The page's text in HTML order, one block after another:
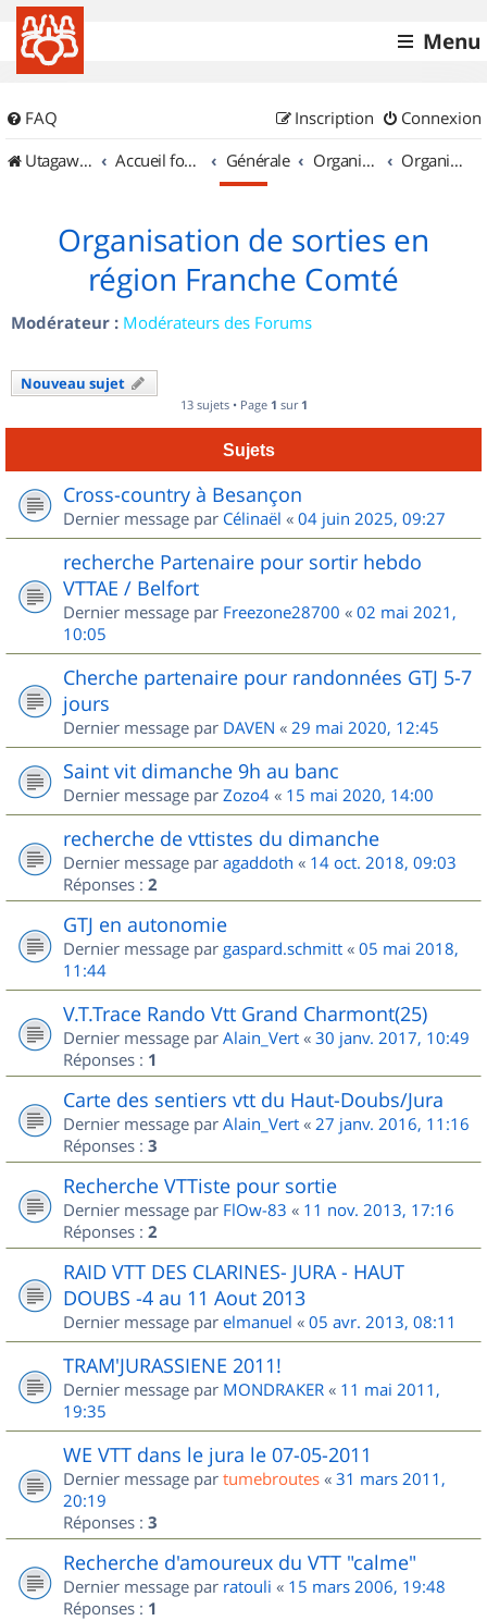
Menu
FAQ Connexion
Inscription
UtagawaVTT (Randos VTT et VTTAE avec traces GPS)
Accueil forum Générale Organisation de sorties & Recherche de partenaires Organisation de sorties en région Franche Comté
Organisation de sorties en
région Franche Comté
Modérateur : Modérateurs des Forums
Nouveau sujet
13 sujets • Page 1 sur 1
Sujets
Cross-country à Besançon
Dernier message par Célinaël « 04 juin 2025, 09:27
recherche Partenaire pour sortir hebdo
VTTAE / Belfort
Dernier message par Freezone28700 « 02 mai 2021,
10:05
Cherche partenaire pour randonnées GTJ 5-7
jours
Dernier message par DAVEN « 29 mai 2020, 12:45
Saint vit dimanche 9h au banc
Dernier message par Zozo4 « 15 mai 2020, 14:00
recherche de vttistes du dimanche
Dernier message par agaddoth « 14 oct. 2018, 09:03
Réponses : 2
GTJ en autonomie
Dernier message par gaspard.schmitt « 05 mai 2018,
11:44
V.T.Trace Rando Vtt Grand Charmont(25)
Dernier message par Alain_Vert « 30 janv. 2017, 10:49
Réponses : 1
Carte des sentiers vtt du Haut-Doubs/Jura
Dernier message par Alain_Vert « 27 janv. 2016, 11:16
Réponses : 3
Recherche VTTiste pour sortie
Dernier message par FlOw-83 « 11 nov. 2013, 17:16
Réponses : 2
RAID VTT DES CLARINES- JURA - HAUT
DOUBS -4 au 11 Aout 2013
Dernier message par elmanuel « 05 avr. 2013, 08:11
TRAM'JURASSIENE 2011!
Dernier message par MONDRAKER « 11 mai 2011,
19:35
WE VTT dans le jura le 07-05-2011
Dernier message par tumebroutes « 31 mars 2011,
20:19
Réponses : 3
Recherche d'amoureux du VTT "calme"
Dernier message par ratouli « 15 mars 2006, 19:48
Réponses : 1